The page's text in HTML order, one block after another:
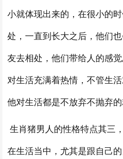
小就体现出来的，在很小的
处，一直到长大之后，他们
友去相处，他们带给人的感
对生活充满着热情，不管生
他对生活都是不放弃不抛弃的
生肖猪男人的性格特点其三
在生活当中，尤其是跟自己